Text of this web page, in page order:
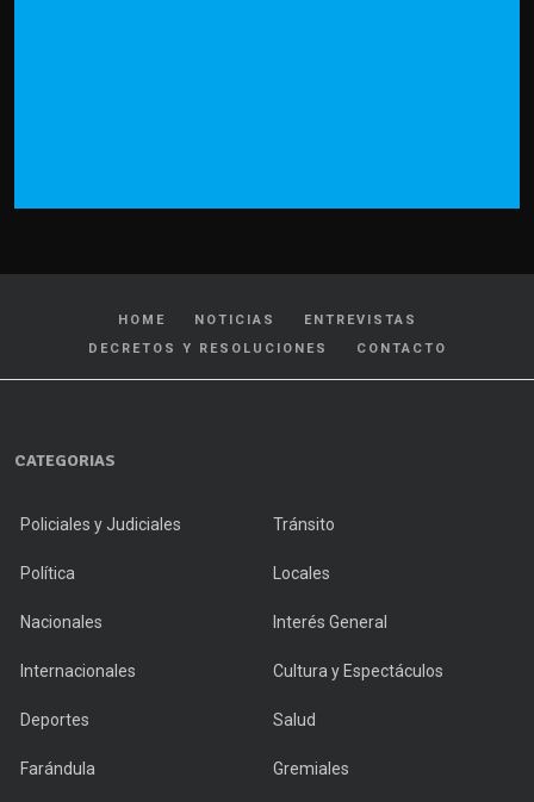
HOME NOTICIAS
ENTREVISTAS
DECRETOS Y RESOLUCIONES
CONTACTO
CATEGORIAS
Policiales y Judiciales Tránsito
Política Locales
Nacionales Interés General
Internacionales Cultura y Espectáculos
Deportes Salud
Farándula Gremiales